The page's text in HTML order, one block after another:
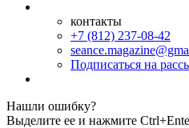
контакты
+7 (812) 237-08-42
Подписаться на
Нашли ошибку?
Выделите ее и нажмите